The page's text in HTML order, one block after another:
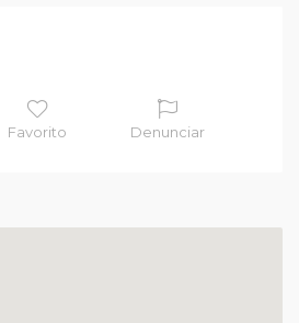
Favorito Denunciar